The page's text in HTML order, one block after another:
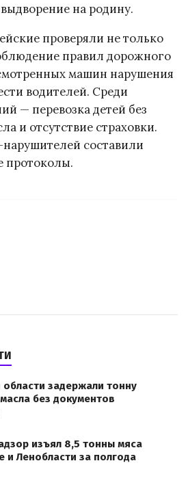
на родину.
проверяли не только
правил дорожного
машин нарушения
водителей. Среди
— перевозка детей без
и отсутствие страховки.
составили
протоколы.
области задержали тонну
без документов
изъял 8,5 тонны мяса
и Ленобласти за полгода